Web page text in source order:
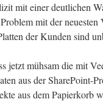
mit einer deutlichen
mit der neuesten
der Kunden sind
jetzt mühsam die mit
aus der SharePoint-
aus dem Papierkorb